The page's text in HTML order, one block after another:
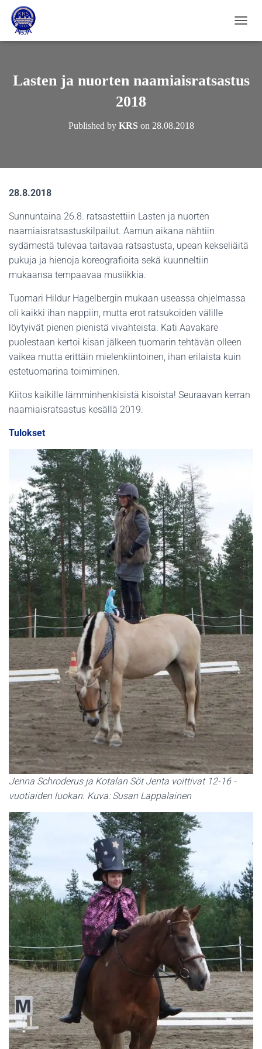
Lasten ja nuorten naamiaisratsastus
2018
Published by KRSon 28.08.2018
28.8.2018
Sunnuntaina 26.8. ratsastettiin Lasten ja nuorten
naamiaisratsastuskilpailut. Aamun aikana nähtiin
sydämestä tulevaa taitavaa ratsastusta, upean kekseliäitä
pukuja ja hienoja koreografioita sekä kuunneltiin
mukaansa tempaavaa musiikkia.
Tuomari Hildur Hagelbergin mukaan useassa ohjelmassa
oli kaikki ihan nappiin, mutta erot ratsukoiden välille
löytyivät pienen pienistä vivahteista. Kati Aavakare
puolestaan kertoi kisan jälkeen tuomarin tehtävän olleen
vaikea mutta erittäin mielenkiintoinen, ihan erilaista kuin
estetuomarina toimiminen.
Kiitos kaikille lämminhenkisistä kisoista! Seuraavan kerran
naamiaisratsastus kesällä 2019.
Tulokset
Jenna Schroderus ja Kotalan Söt Jenta voittivat 12-16 -
vuotiaiden luokan. Kuva: Susan Lappalainen